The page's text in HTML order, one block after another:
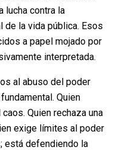
lucha contra la
de la vida pública. Esos
a papel mojado por
interpretada.
al abuso del poder
Quien
Quien rechaza una
exige límites al poder
está defendiendo la